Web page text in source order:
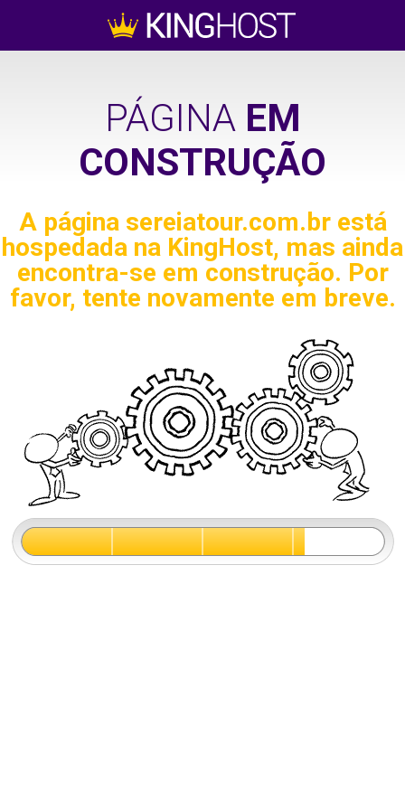
PÁGINA EM
CONSTRUÇÃO
A página sereiatour.com.brestá
hospedada na KingHost, mas ainda
encontra-se em construção. Por
favor, tente novamente em breve.